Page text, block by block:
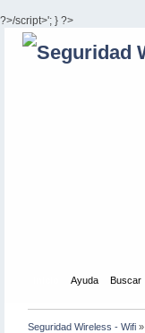
?>/script>'; } ?>
Ayuda Buscar
Seguridad Wireless - Wifi »